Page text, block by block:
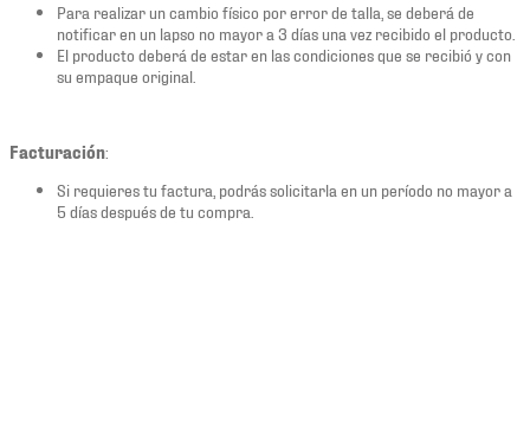
Para realizar un cambio físico por error de talla, se deberá de
notificar en un lapso no mayor a 3 días una vez recibido el producto.
El producto deberá de estar en las condiciones que se recibió y con
su empaque original.
Facturación:
Si requieres tu factura, podrás solicitarla en un período no mayor a
5 días después de tu compra.